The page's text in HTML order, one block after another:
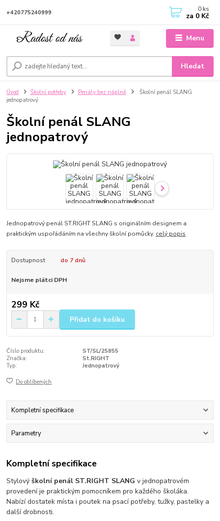
Menu
Hledat
+420775240999 0 ks
za 0 Kč
Úvod Školní potřeby Penály bez náplně
Školní penál SLANG
jednopatrový
Školní penál SLANG
jednopatrový
Jednopatrový penál ST.RIGHT SLANG s originálním designem a
praktickým uspořádáním na všechny školní pomůcky. celý popis
Dostupnost do 7 dnů
Nejsme plátci DPH
299 Kč
Přidat do košíku
Číslo produktu:
ST/SL/25855
Značka:
St.RIGHT
Typ:
Jednopatrový
Do oblíbených
Kompletní specifikace
Parametry
Kompletní specifikace
Stylovýškolní penál ST.RIGHT SLANG v jednopatrovém
provedení je praktickým pomocníkem pro každého školáka.
Nabízí dostatek místa i poutek na psací potřeby, tužky, pastelky a
další drobnosti.